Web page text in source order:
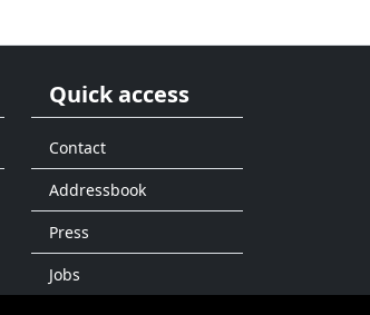
Quick access
Contact
Addressbook
Press
Jobs